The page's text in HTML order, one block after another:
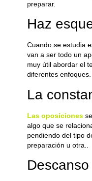
preparar.
Haz
Cuando se estudia
van a ser todo un
muy útil abordar el
diferentes enfoques.
La
Las oposiciones
algo que se
pendiendo del tipo
preparación u otra..
Descanso